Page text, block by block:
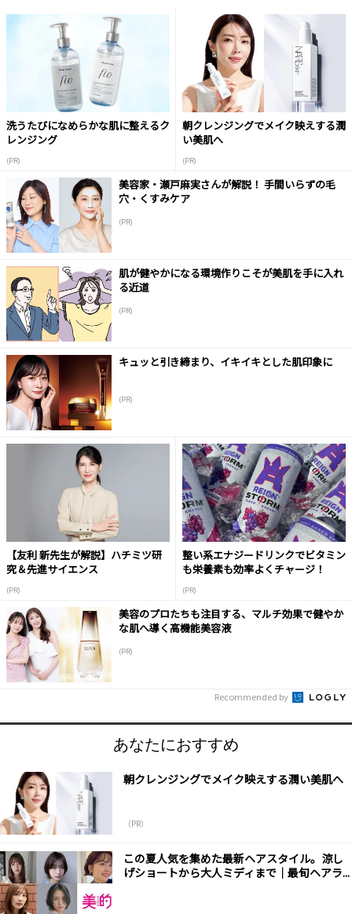
洗うたびになめらかな肌に整えるク
レンジング
(PR)
朝クレンジングでメイク映えする潤
い美肌へ
(PR)
美容家・瀬戸麻実さんが解説！ 手間いらずの毛
穴・くすみケア
(PR)
肌が健やかになる環境作りこそが美肌を手に入れ
る近道
(PR)
キュッと引き締まり、イキイキとした肌印象に
(PR)
【友利 新先生が解説】ハチミツ研
究＆先進サイエンス
(PR)
整い系エナジードリンクでビタミン
も栄養素も効率よくチャージ！
(PR)
美容のプロたちも注目する、マルチ効果で健やか
な肌へ導く高機能美容液
(PR)
Recommended by
あなたにおすすめ
朝クレンジングでメイク映えする潤い美肌へ
（PR）
この夏人気を集めた最新ヘアスタイル。涼し
げショートから大人ミディまで｜最旬ヘアラ...